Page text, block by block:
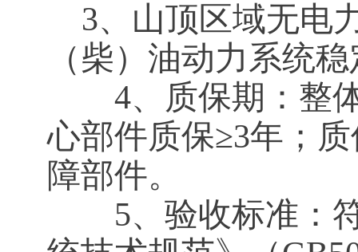
3、山顶区域无电
（柴）油动力系统稳
4、质保期：整
心部件质保≥3年；
障部件。
5、验收标准：符